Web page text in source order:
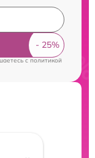
cполитикой